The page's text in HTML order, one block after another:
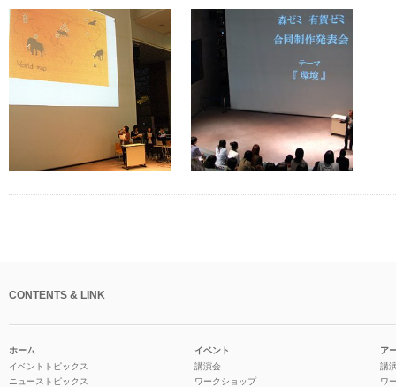
CONTENTS & LINK
ホーム
イベントトピックス
ニューストピックス
イベント
講演会
ワークショップ
ア
講
ワ